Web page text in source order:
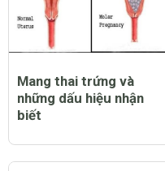
Mang thai trứng và
những dấu hiệu nhận
biết